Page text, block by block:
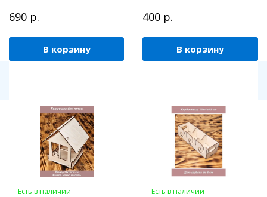
690 р.
В корзину
400 р.
В корзину
Есть в наличии Есть в наличии